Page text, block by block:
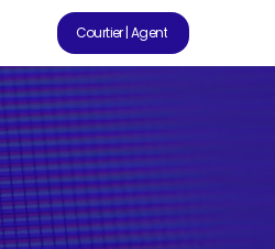
Courtier | Agent